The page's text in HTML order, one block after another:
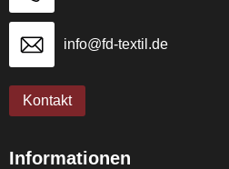
info@fd-textil.de
Kontakt
Informationen